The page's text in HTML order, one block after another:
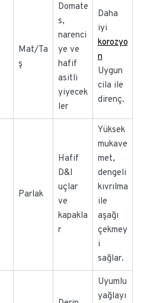
Mat/Ta
ş
Domate
s,
narenci
ye ve
hafif
asitli
yiyecek
ler
Daha
iyi
korozyo
n
Uygun
cila ile
direnç.
Parlak
Hafif
D&I
uçlar
ve
kapakla
r
Yüksek
mukave
met,
dengeli
kıvrılma
ile
aşağı
çekmey
i
sağlar.
Uyumlu
yağlayı